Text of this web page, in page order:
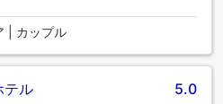
| カップル
テル 5.0